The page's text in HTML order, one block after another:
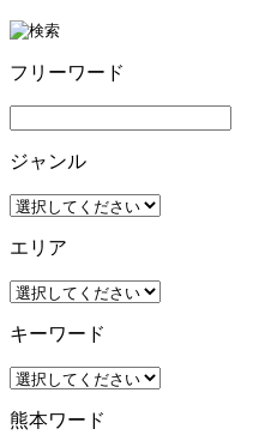
フリーワード
ジャンル
エリア
キーワード
熊本ワード